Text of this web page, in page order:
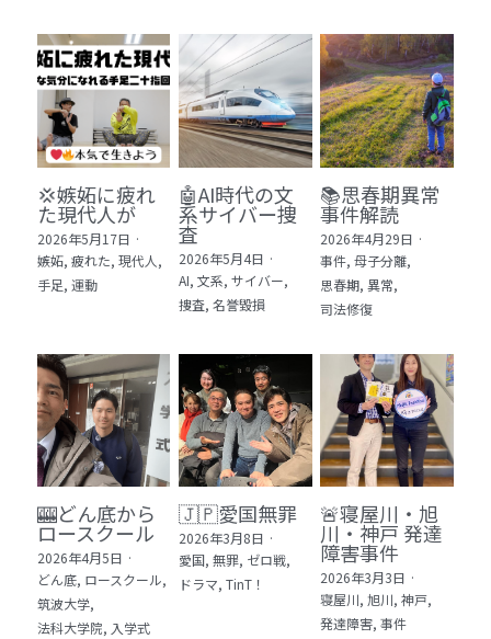
💢嫉妬に疲れ
た現代人が
2026年5月17日 ·
嫉妬, 疲れた, 現代人,
手足, 運動
🤖AI時代の文
系サイバー捜
査
2026年5月4日 ·
AI, 文系, サイバー,
捜査, 名誉毀損
📚思春期異常
事件解読
2026年4月29日 ·
事件, 母子分離,
思春期, 異常,
司法修復
🎰どん底から
ロースクール
2026年4月5日 ·
どん底, ロースクール,
筑波大学,
法科大学院, 入学式
🇯🇵愛国無罪
2026年3月8日 ·
愛国, 無罪, ゼロ戦,
ドラマ, TinT！
🚨寝屋川・旭
川・神戸 発達
障害事件
2026年3月3日 ·
寝屋川, 旭川, 神戸,
発達障害, 事件